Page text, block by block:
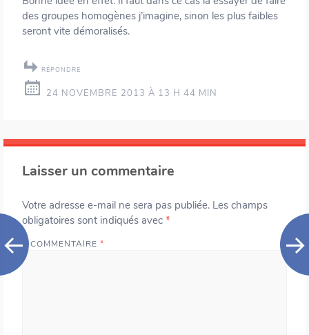
des groupes homogènes j’imagine, sinon les plus faibles
seront vite démoralisés.
RÉPONDRE
24 NOVEMBRE 2013 À 13 H 44 MIN
Laisser un commentaire
Votre adresse e-mail ne sera pas publiée. Les champs
obligatoires sont indiqués avec *
COMMENTAIRE *